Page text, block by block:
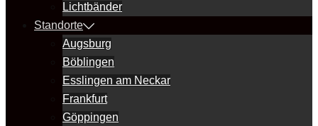
Lichtbänder
Standorte
Augsburg
Böblingen
Esslingen am Neckar
Frankfurt
Göppingen